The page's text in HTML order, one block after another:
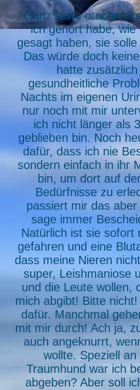
Ganz feste
ich gehört habe,
gesagt haben, sie
Das würde doch
hatte
gesundheitliche
Nachts im eigenen
nur noch mit mir
ich nicht länger als
geblieben bin. Noch
dafür, dass ich nie
sondern einfach in ihr
bin, um dort auf
Bedürfnisse zu
passiert mir das
sage immer
Natürlich ist sie sofort
gefahren und eine
dass meine Nieren
super, Leishmaniose
und die Leute wollen,
mich abgibt! Bitte
dafür. Manchmal
mit mir durch! Ach ja,
auch angeknurrt,
wollte. Speziell
Traumhund war ich
abgeben? Aber soll